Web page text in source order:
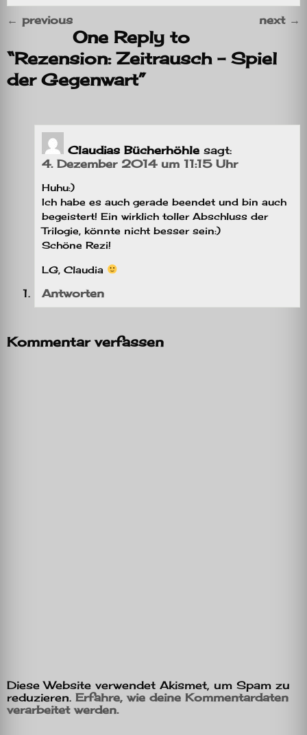
← previous next →
One Reply to
“Rezension: Zeitrausch – Spiel
der Gegenwart”
Claudias Bücherhöhle sagt:
4. Dezember 2014 um 11:15 Uhr
Huhu:)
Ich habe es auch gerade beendet und bin auch
begeistert! Ein wirklich toller Abschluss der
Trilogie, könnte nicht besser sein:)
Schöne Rezi!
LG, Claudia
Antworten
Kommentar verfassen
Diese Website verwendet Akismet, um Spam zu
reduzieren. Erfahre, wie deine Kommentardaten
verarbeitet werden.